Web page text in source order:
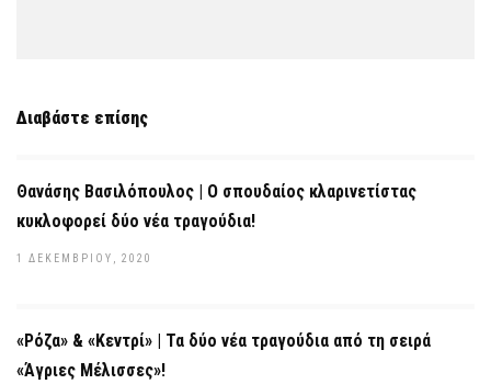
Διαβάστε επίσης
Θανάσης Βασιλόπουλος | Ο σπουδαίος κλαρινετίστας
κυκλοφορεί δύο νέα τραγούδια!
1 ΔΕΚΕΜΒΡΊΟΥ, 2020
«Ρόζα» & «Κεντρί» | Τα δύο νέα τραγούδια από τη σειρά
«Άγριες Μέλισσες»!